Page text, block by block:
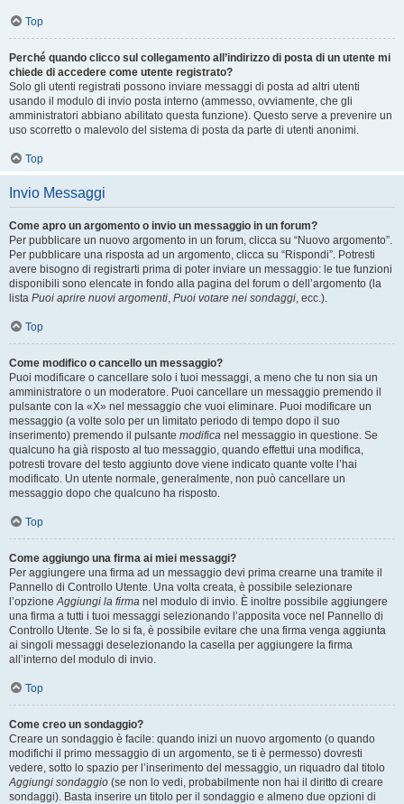
Top
Perché quando clicco sul collegamento all’indirizzo di posta di un utente mi
chiede di accedere come utente registrato?
Solo gli utenti registrati possono inviare messaggi di posta ad altri utenti
usando il modulo di invio posta interno (ammesso, ovviamente, che gli
amministratori abbiano abilitato questa funzione). Questo serve a prevenire un
uso scorretto o malevolo del sistema di posta da parte di utenti anonimi.
Top
Invio Messaggi
Come apro un argomento o invio un messaggio in un forum?
Per pubblicare un nuovo argomento in un forum, clicca su “Nuovo argomento”.
Per pubblicare una risposta ad un argomento, clicca su “Rispondi”. Potresti
avere bisogno di registrarti prima di poter inviare un messaggio: le tue funzioni
disponibili sono elencate in fondo alla pagina del forum o dell’argomento (la
lista Puoi aprire nuovi argomenti, Puoi votare nei sondaggi, ecc.).
Top
Come modifico o cancello un messaggio?
Puoi modificare o cancellare solo i tuoi messaggi, a meno che tu non sia un
amministratore o un moderatore. Puoi cancellare un messaggio premendo il
pulsante con la «X» nel messaggio che vuoi eliminare. Puoi modificare un
messaggio (a volte solo per un limitato periodo di tempo dopo il suo
inserimento) premendo il pulsante modifica nel messaggio in questione. Se
qualcuno ha già risposto al tuo messaggio, quando effettui una modifica,
potresti trovare del testo aggiunto dove viene indicato quante volte l’hai
modificato. Un utente normale, generalmente, non può cancellare un
messaggio dopo che qualcuno ha risposto.
Top
Come aggiungo una firma ai miei messaggi?
Per aggiungere una firma ad un messaggio devi prima crearne una tramite il
Pannello di Controllo Utente. Una volta creata, è possibile selezionare
l’opzioneAggiungi la firma nel modulo di invio. È inoltre possibile aggiungere
una firma a tutti i tuoi messaggi selezionando l’apposita voce nel Pannello di
Controllo Utente. Se lo si fa, è possibile evitare che una firma venga aggiunta
ai singoli messaggi deselezionando la casella per aggiungere la firma
all’interno del modulo di invio.
Top
Come creo un sondaggio?
Creare un sondaggio è facile: quando inizi un nuovo argomento (o quando
modifichi il primo messaggio di un argomento, se ti è permesso) dovresti
vedere, sotto lo spazio per l’inserimento del messaggio, un riquadro dal titolo
Aggiungi sondaggio (se non lo vedi, probabilmente non hai il diritto di creare
sondaggi). Basta inserire un titolo per il sondaggio e almeno due opzioni di